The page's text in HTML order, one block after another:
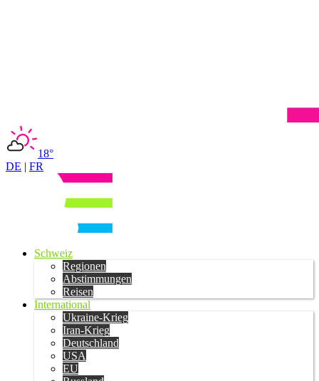
18°
DE | FR
Schweiz
Regionen
Abstimmungen
Reisen
International
Ukraine-Krieg
Iran-Krieg
Deutschland
USA
EU